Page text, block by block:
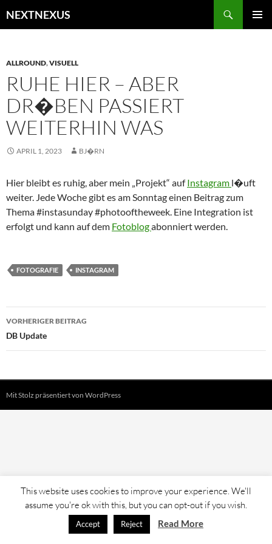
Inhalt
NEXTNEXUS
ALLROUND,VISUELL
RUHE HIER – ABER
DR�BEN PASSIERT
WEITERHIN WAS
APRIL 1, 2023 BJ�RN
Hier bleibt es ruhig, aber mein „Projekt“ aufInstagram l�uft
weiter. Jede Woche gibt es am Sonntag einen Beitrag zum
Thema #instasunday #photooftheweek. Eine Integration ist
erfolgt und kann auf dem Fotoblogabonniert werden.
FOTOGRAFIE INSTAGRAM
Beitragsnavigation
VORHERIGER BEITRAG
DB Update
Mit Stolz präsentiert von WordPress
This website uses cookies to improve your experience. We'll
assume you're ok with this, but you can opt-out if you wish.
Accept Reject Read More